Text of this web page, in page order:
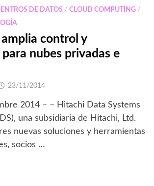
DE DATOS / CLOUD COMPUTING/
control y
nubes privadas e
23/11/2014
2014 – – Hitachi Data Systems
una subsidiaria de Hitachi, Ltd.
nuevas soluciones y herramientas
socios …